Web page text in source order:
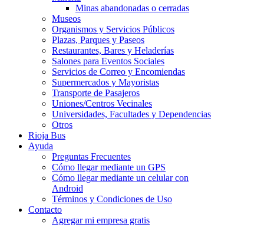
Minas abandonadas o cerradas
Museos
Organismos y Servicios Públicos
Plazas, Parques y Paseos
Restaurantes, Bares y Heladerías
Salones para Eventos Sociales
Servicios de Correo y Encomiendas
Supermercados y Mayoristas
Transporte de Pasajeros
Uniones/Centros Vecinales
Universidades, Facultades y Dependencias
Otros
Rioja Bus
Ayuda
Preguntas Frecuentes
Cómo llegar mediante un GPS
Cómo llegar mediante un celular con
Android
Términos y Condiciones de Uso
Contacto
Agregar mi empresa gratis